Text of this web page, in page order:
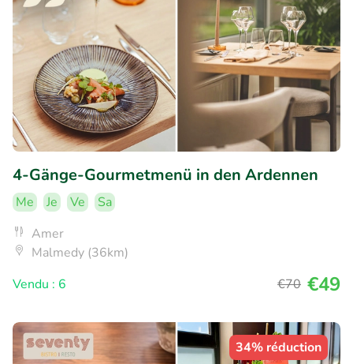
4-Gänge-Gourmetmenü in den Ardennen
Me Je Ve
Sa
Amer
Malmedy (36km)
Vendu : 6
€70 €49
34% réduction